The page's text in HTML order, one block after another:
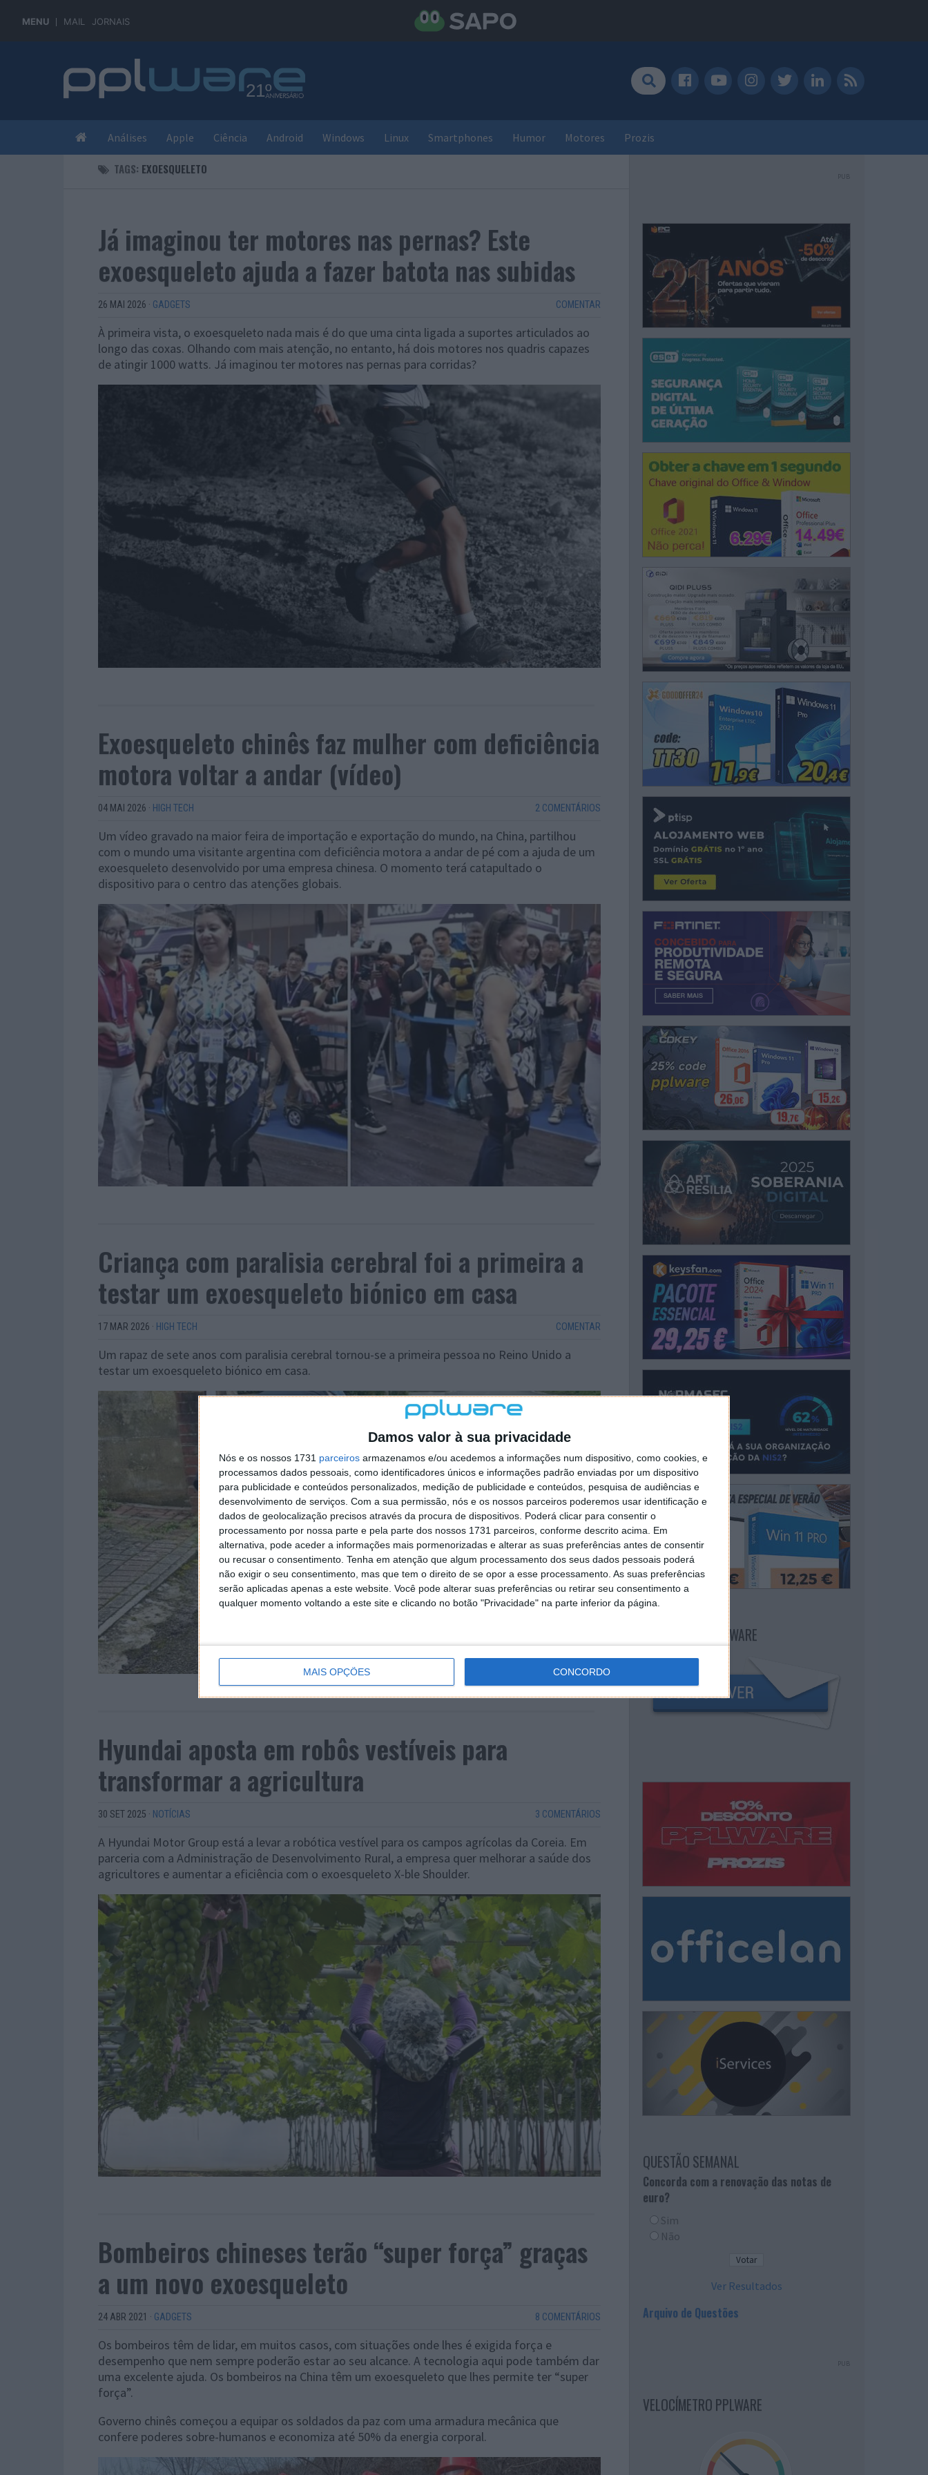
Damos valor à sua privacidade
Nós e os nossos 1731 parceiros armazenamos e/ou acedemos a informações num dispositivo, como cookies, e
processamos dados pessoais, como identificadores únicos e informações padrão enviadas por um dispositivo
para publicidade e conteúdos personalizados, medição de publicidade e conteúdos, pesquisa de audiências e
desenvolvimento de serviços. Com a sua permissão, nós e os nossos parceiros poderemos usar identificação e
dados de geolocalização precisos através da procura de dispositivos. Poderá clicar para consentir o
processamento por nossa parte e pela parte dos nossos 1731 parceiros, conforme descrito acima. Em
alternativa, pode aceder a informações mais pormenorizadas e alterar as suas preferências antes de consentir
ou recusar o consentimento. Tenha em atenção que algum processamento dos seus dados pessoais poderá
não exigir o seu consentimento, mas que tem o direito de se opor a esse processamento. As suas preferências
serão aplicadas apenas a este website. Você pode alterar suas preferências ou retirar seu consentimento a
qualquer momento voltando a este site e clicando no botão "Privacidade" na parte inferior da página.
MAIS OPÇÕES CONCORDO
MENU MAIL JORNAIS
Análises Apple Ciência Android Windows Linux Smartphones Humor Motores Prozis
TAGS: EXOESQUELETO
Já imaginou ter motores nas pernas? Este
exoesqueleto ajuda a fazer batota nas subidas
26 MAI 2026 · GADGETS COMENTAR
À primeira vista, o exoesqueleto nada mais é do que uma cinta ligada a suportes articulados ao
longo das coxas. Olhando com mais atenção, no entanto, há dois motores nos quadris capazes
de atingir 1000 watts. Já imaginou ter motores nas pernas para corridas?
Exoesqueleto chinês faz mulher com deficiência
motora voltar a andar (vídeo)
04 MAI 2026 · HIGH TECH 2 COMENTÁRIOS
Um vídeo gravado na maior feira de importação e exportação do mundo, na China, partilhou
com o mundo uma visitante argentina com deficiência motora a andar de pé com a ajuda de um
exoesqueleto desenvolvido por uma empresa chinesa. O momento terá catapultado o
dispositivo para o centro das atenções globais.
Criança com paralisia cerebral foi a primeira a
testar um exoesqueleto biónico em casa
17 MAR 2026 · HIGH TECH COMENTAR
Um rapaz de sete anos com paralisia cerebral tornou-se a primeira pessoa no Reino Unido a
testar um exoesqueleto biónico em casa.
Hyundai aposta em robôs vestíveis para
transformar a agricultura
30 SET 2025 · NOTÍCIAS 3 COMENTÁRIOS
A Hyundai Motor Group está a levar a robótica vestível para os campos agrícolas da Coreia. Em
parceria com a Administração de Desenvolvimento Rural, a empresa quer melhorar a saúde dos
agricultores e aumentar a eficiência com o exoesqueleto X-ble Shoulder.
Bombeiros chineses terão “super força” graças
a um novo exoesqueleto
24 ABR 2021 · GADGETS 8 COMENTÁRIOS
Os bombeiros têm de lidar, em muitos casos, com situações onde lhes é exigida força e
desempenho que nem sempre poderão estar ao seu alcance. A tecnologia aqui pode também dar
uma excelente ajuda. Os bombeiros na China têm um exoesqueleto que lhes permite ter “super
força”.
Governo chinês começou a equipar os soldados da paz com uma armadura mecânica que
confere poderes sobre-humanos e economiza até 50% da energia corporal.
PUB
NEWSLETTER PPLWARE
QUESTÃO SEMANAL
Concorda com a renovação das notas de
euro?
Sim
Não
Ver Resultados
Arquivo de Questões
PUB
VELOCÍMETRO PPLWARE